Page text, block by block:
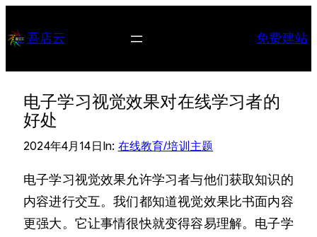
至 吾店云 免费建站
电子学习视觉效果对在线学习者的
好处
2024年4月14日 In: 在线教育/培训主题
电子学习视觉效果允许学习者与他们获取知识的
内容进行交互。我们都知道视觉效果比书面内容
更强大。它让事情很快就变得容易理解。电子学